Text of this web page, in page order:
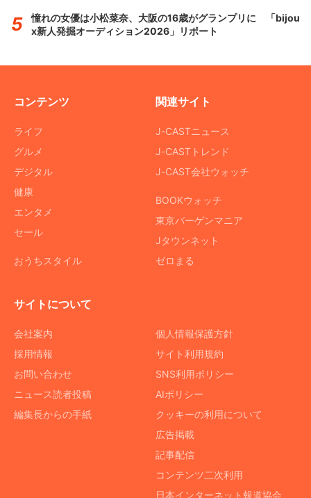
憧れの女優は小松菜奈、大阪の16歳がグランプリに 「bijou
x新人発掘オーディション2026」リポート
コンテンツ
ライフ
グルメ
デジタル
健康
エンタメ
セール
おうちスタイル
関連サイト
J-CASTニュース
J-CASTトレンド
J-CAST会社ウォッチ
BOOKウォッチ
東京バーゲンマニア
Jタウンネット
ゼロまる
サイトについて
会社案内
採用情報
お問い合わせ
ニュース読者投稿
編集長からの手紙
個人情報保護方針
サイト利用規約
SNS利用ポリシー
AIポリシー
クッキーの利用について
広告掲載
記事配信
コンテンツ二次利用
日本インターネット報道協会